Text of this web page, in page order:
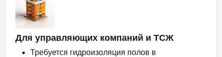
Для управляющих компаний и ТСЖ
Требуется гидроизоляция полов в